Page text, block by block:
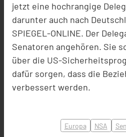
jetzt eine hochrangige
darunter auch nach
SPIEGEL-ONLINE. Der
Senatoren angehören. Sie
über die US-
dafür sorgen, dass die
verbessert werden.
Europa NSA